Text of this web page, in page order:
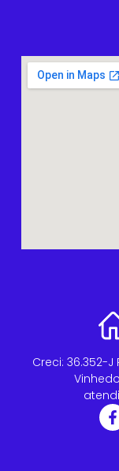
Creci: 36.352-J
Vinhedo